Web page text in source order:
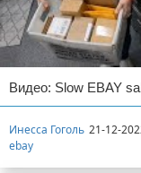
Видео: Slow EBAY
Инесса Гоголь 21-12-
ebay